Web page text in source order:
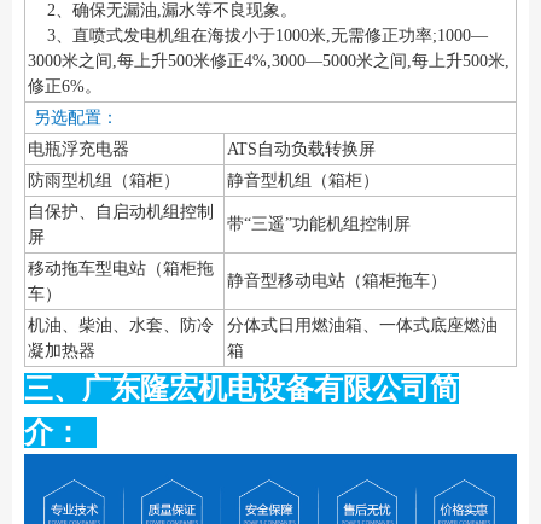
2、确保无漏油,漏水等不良现象。
3、直喷式发电机组在海拔小于1000米,无需修正功率;1000—
3000米之间,每上升500米修正4%,3000—5000米之间,每上升500米,
修正6%。
另选配置：
电瓶浮充电器
ATS自动负载转换屏
防雨型机组（箱柜）
静音型机组（箱柜）
自保护、自启动机组控制
屏
带“三遥”功能机组控制屏
移动拖车型电站（箱柜拖
车）
静音型移动电站（箱柜拖车）
机油、柴油、水套、防冷
凝加热器
分体式日用燃油箱、一体式底座燃油
箱
三、广东隆宏机电设备有限公司简
介：